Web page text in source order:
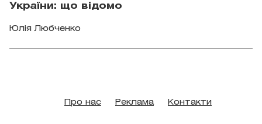
України: що відомо
Юлія Любченко
Про нас Реклама Контакти